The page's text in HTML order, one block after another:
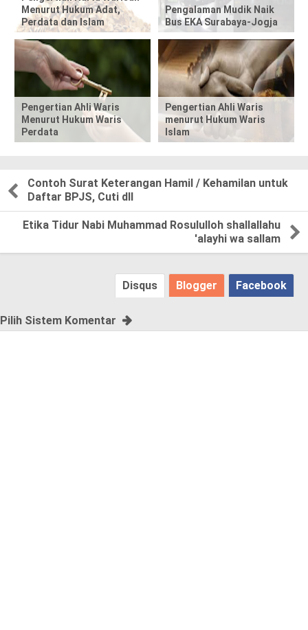
o
s
p
Menurut Hukum Adat,
Perdata dan Islam
Pengalaman Mudik Naik
Bus EKA Surabaya-Jogja
Pengertian Ahli Waris
Menurut Hukum Waris
Perdata
Pengertian Ahli Waris
menurut Hukum Waris
Islam
Contoh Surat Keterangan Hamil / Kehamilan untuk
Daftar BPJS, Cuti dll
Etika Tidur Nabi Muhammad Rosululloh shallallahu
'alayhi wa sallam
Facebook
Blogger
Disqus
Pilih Sistem Komentar